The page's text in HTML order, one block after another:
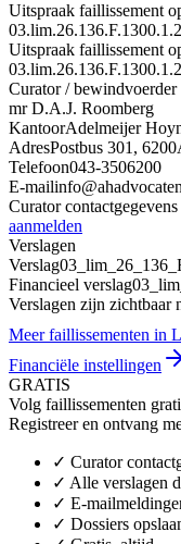
Uitspraak faillissement
Uitspraak faillissement
Curator / bewindvoerder
mr D.A.J. Roomberg
KantoorAdelmeijer
AdresPostbus 301,
Telefoon043-3506200
E-mail
Curator
aanmelden
Verslagen
Verslag
Financieel verslag
Verslagen zijn zichtbaar
Meer faillissementen in
Financiële instellingen
GRATIS
Volg faillissementen
Registreer en ontvang
✓ Curator
✓ Alle verslagen
✓ E-
✓ Dossiers